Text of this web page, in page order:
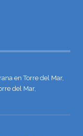
en Torre del Mar,
del Mar,